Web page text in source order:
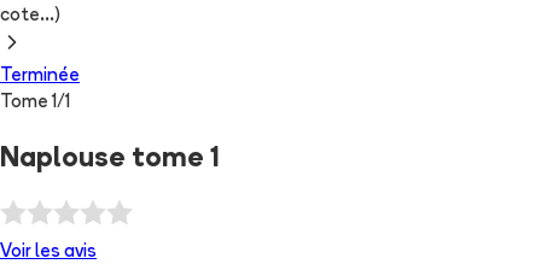
cote...)
Terminée
Tome 1/1
Naplouse tome 1
Voir les avis